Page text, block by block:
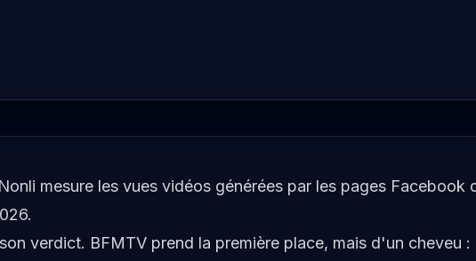
mesure les vues vidéos générées par les pages
verdict. BFMTV prend la première place, mais d'un cheveu